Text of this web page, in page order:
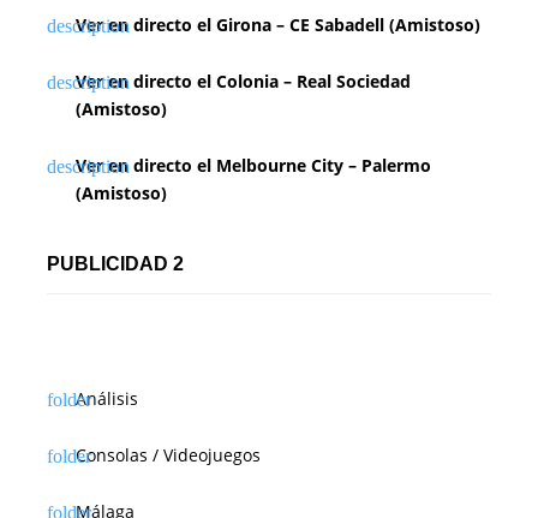
Ver en directo el Girona – CE Sabadell (Amistoso)
Ver en directo el Colonia – Real Sociedad
(Amistoso)
Ver en directo el Melbourne City – Palermo
(Amistoso)
PUBLICIDAD 2
Análisis
Consolas / Videojuegos
Málaga